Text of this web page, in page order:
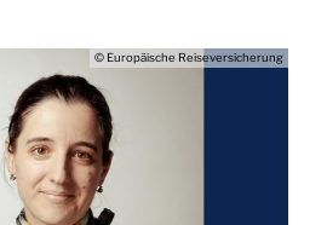
© Europäische Reiseversicherung